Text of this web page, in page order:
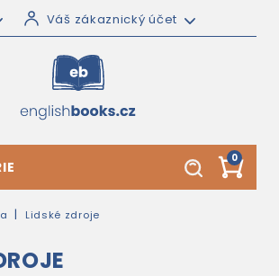
Váš zákaznický účet
0
Lidské zdroje